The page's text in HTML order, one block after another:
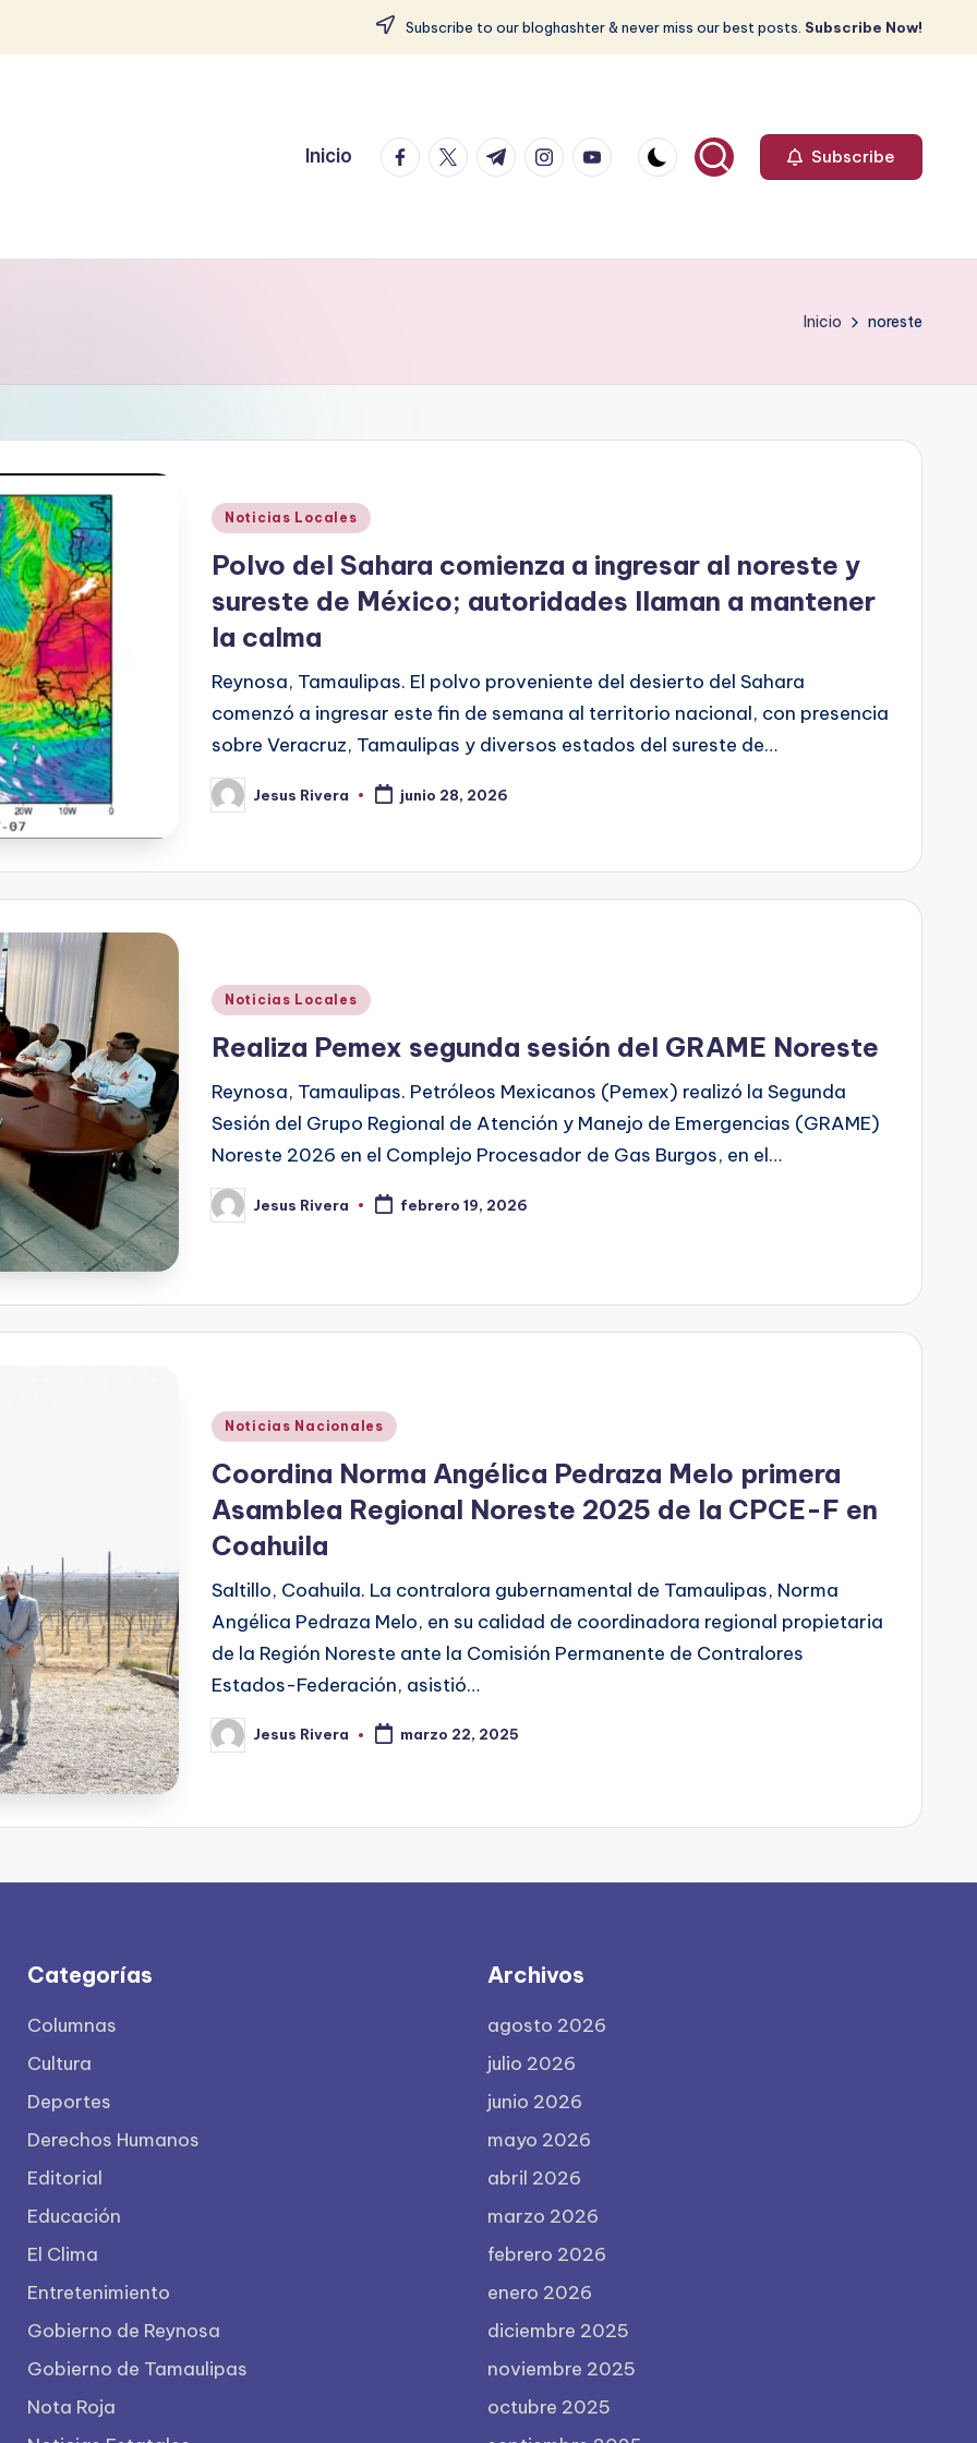
Subscribe to our bloghashter & never miss our best posts. Subscribe Now!
Inicio facebook.com
twitter.com
t.me instagram.com
youtube.com Subscribe
Inicio noreste
Publicado
Noticias Locales
Polvo del Sahara comienza a ingresar al noreste y
sureste de México; autoridades llaman a mantener
la calma
Reynosa, Tamaulipas. El polvo proveniente del desierto del Sahara
comenzó a ingresar este fin de semana al territorio nacional, con presencia
sobre Veracruz, Tamaulipas y diversos estados del sureste de…
Publicado
por
Jesus Rivera junio 28, 2026
Publicado
Noticias Locales
Realiza Pemex segunda sesión del GRAME Noreste
Reynosa, Tamaulipas. Petróleos Mexicanos (Pemex) realizó la Segunda
Sesión del Grupo Regional de Atención y Manejo de Emergencias (GRAME)
Noreste 2026 en el Complejo Procesador de Gas Burgos, en el…
Publicado
por
Jesus Rivera febrero 19, 2026
Publicado
Noticias Nacionales
Coordina Norma Angélica Pedraza Melo primera
Asamblea Regional Noreste 2025 de la CPCE-F en
Coahuila
Saltillo, Coahuila. La contralora gubernamental de Tamaulipas, Norma
Angélica Pedraza Melo, en su calidad de coordinadora regional propietaria
de la Región Noreste ante la Comisión Permanente de Contralores
Estados-Federación, asistió…
Publicado
por
Jesus Rivera marzo 22, 2025
Categorías
Columnas
Cultura
Deportes
Derechos Humanos
Editorial
Educación
El Clima
Entretenimiento
Gobierno de Reynosa
Gobierno de Tamaulipas
Nota Roja
Archivos
agosto 2026
julio 2026
junio 2026
mayo 2026
abril 2026
marzo 2026
febrero 2026
enero 2026
diciembre 2025
noviembre 2025
octubre 2025